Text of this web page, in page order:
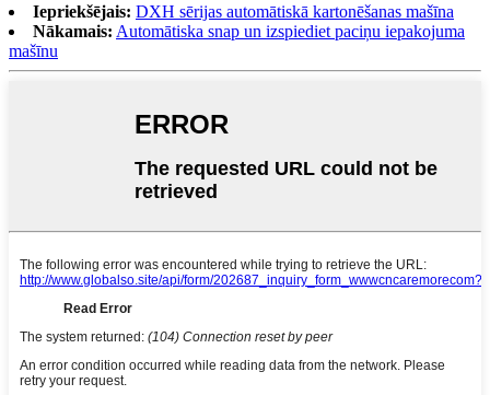
Iepriekšējais: DXH sērijas automātiskā kartonēšanas mašīna
Nākamais: Automātiska snap un izspiediet paciņu iepakojuma
mašīnu